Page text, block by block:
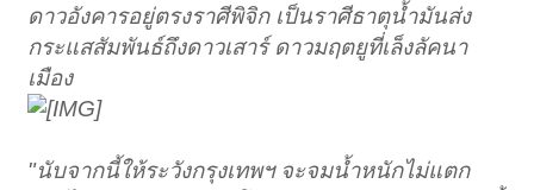
ดาวอังคารอยู่ตรงราศีพิจิก เป็นราศีธาตุน้ำมันส่ง
กระแสสัมพันธ์ถึงดาวเสาร์ ดาวมฤตยูที่เล็งลัคนา
เมือง
"นับจากนี้ให้ระวังกรุงเทพฯ จะจมน้ำหนักไม่แตก